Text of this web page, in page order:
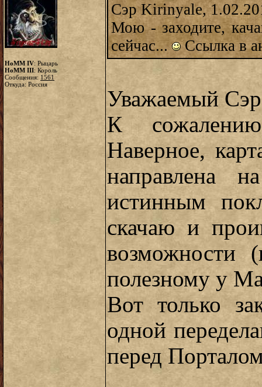
HoMM IV: Рыцарь
HoMM III: Король
Сообщения: 1561
Откуда: Россия
Сэр Kirinyale,
Мою - заходите,
сейчас... Ссылка в
Уважаемый
К
Наверное,
направлена
истинным
скачаю и
возможности
полезному у
Вот только
одной
перед